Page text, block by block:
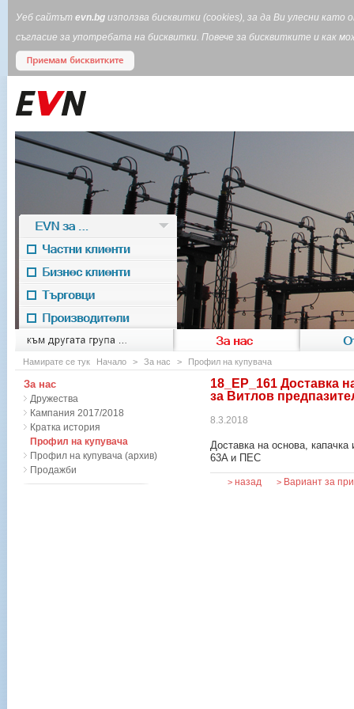
Уеб сайтът evn.bg използва бисквитки (cookies), за да Ви улесни
съгласие за употребата на бисквитки. Повече за бисквитките и
към другата група ... За нас
EVN for
EVN за ...
Частни клиенти
Бизнес клиенти
Търговци
Производители
Намирате се тук Начало > За нас > Профил на купувача
18_EP_161 Доставка
за Витлов
8.3.2018
Доставка на основа,
63A и ПЕС
> назад > Вариант за
За нас
Дружества
Кампания 2017/2018
Кратка история
Профил на купувача
Профил на купувача (архив)
Продажби